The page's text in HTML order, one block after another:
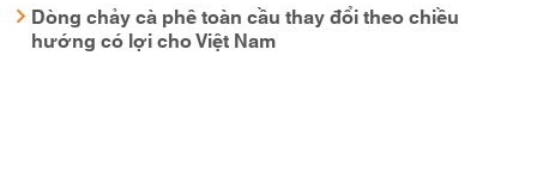
Dòng chảy cà phê toàn cầu thay đổi theo chiều
hướng có lợi cho Việt Nam